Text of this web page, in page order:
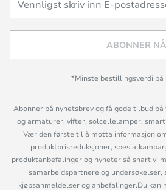
ABONNER NÅ
*Minste bestillingsverdi på
Abonner på nyhetsbrev og få gode tilbud
og armaturer, vifter, solcellelamper,
Vær den første til å motta informasjon
produktprisreduksjoner,
produktanbefalinger og nyheter så snart vi
samarbeidspartnere og undersøkelser,
kjøpsanmeldelser og anbefalinger.Du kan